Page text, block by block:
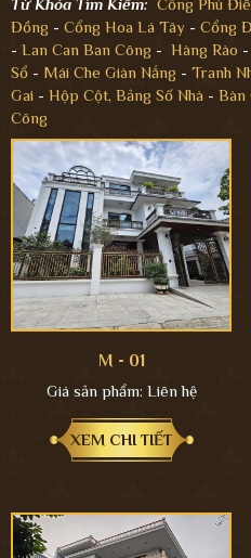
Từ Khóa Tìm Kiếm: Cổng Phù
Đồng - Cổng Hoa Lá Tây - Cổng
- Lan Can Ban Công - Hàng Rào -
Sổ - Mái Che Giàn Nắng - Tranh
Gai - Hộp Cột, Bảng Số Nhà - Bàn
Công
M - 01
Giá sản phẩm: Liên hệ
XEM CHI TIẾT